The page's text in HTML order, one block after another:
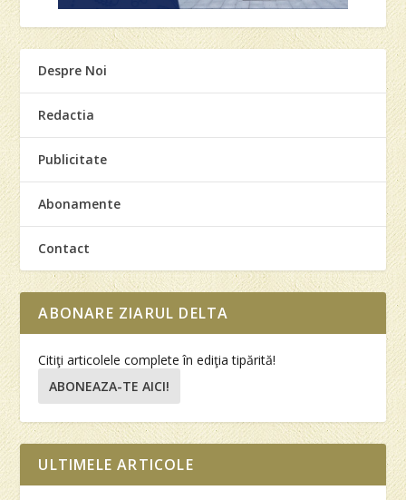
Despre Noi
Redactia
Publicitate
Abonamente
Contact
ABONARE ZIARUL DELTA
Citiţi articolele complete în ediţia tipărită!
ABONEAZA-TE AICI!
ULTIMELE ARTICOLE